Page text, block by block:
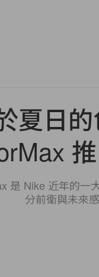
夏日
是 Nike 近年的一
分前衛與未來